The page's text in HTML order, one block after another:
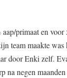
primaat en voor
team maakte was
door Enki zelf.
na negen